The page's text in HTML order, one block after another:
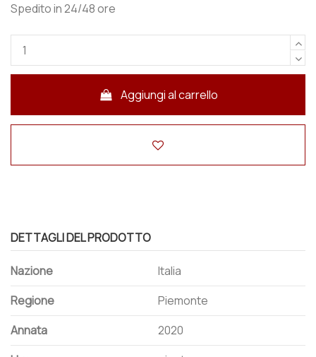
Spedito in 24/48 ore
Aggiungi al carrello
DETTAGLI DEL PRODOTTO
Nazione
Italia
Regione
Piemonte
Annata
2020